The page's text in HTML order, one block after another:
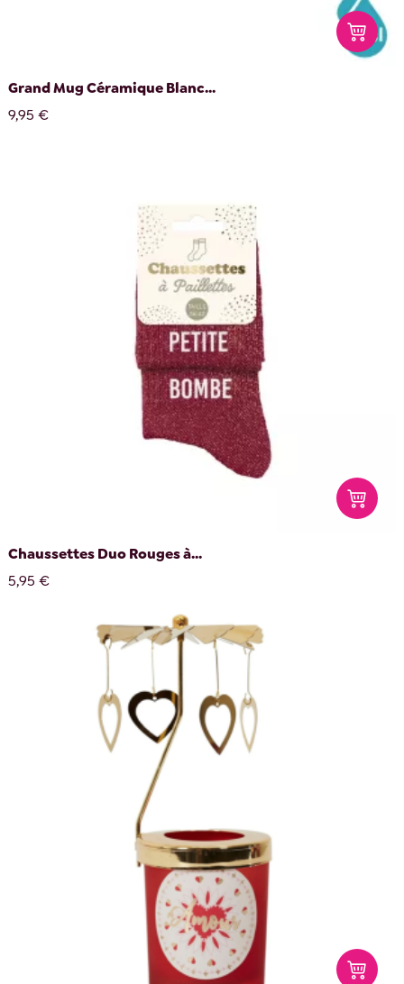
Grand Mug Céramique Blanc...
9,95 €
Chaussettes Duo Rouges à...
5,95 €